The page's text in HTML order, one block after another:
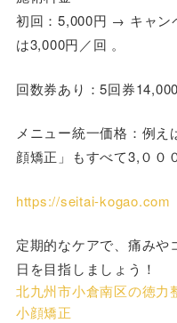
初回：5,000円 → キャン
は3,000円／回 。
回数券あり：5回券
メニュー統一価格：例
顔矯正」もすべて3,００
https://seitai-kogao.com
定期的なケアで、痛み
日を目指しましょう！
北九州市小倉南区の徳力
小顔矯正